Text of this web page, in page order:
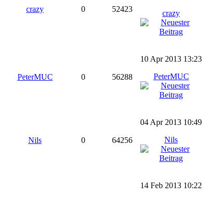
crazy 0 52423
crazy
PeterMUC 0 56288
10 Apr 2013 13:23
PeterMUC
Nils 0 64256
04 Apr 2013 10:49
Nils
14 Feb 2013 10:22